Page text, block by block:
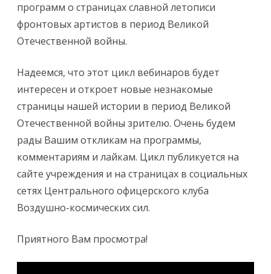
программ о страницах славной летописи
фронтовых артистов в период Великой
Отечественной войны.
Надеемся, что этот цикл вебинаров будет
интересен и откроет новые незнакомые
страницы нашей истории в период Великой
Отечественной войны зрителю. Очень будем
рады Вашим откликам на программы,
комментариям и лайкам. Цикл публикуется на
сайте учреждения и на страницах в социальных
сетях Центрального офицерского клуба
Воздушно-космических сил.
Приятного Вам просмотра!